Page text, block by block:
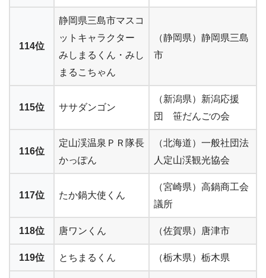
114位
静岡県三島市マスコ
ットキャラクター
みしまるくん・みし
まるこちゃん
（静岡県）静岡県三島
市
115位 ササダンゴン
（新潟県）新潟応援
団 笹だんごの会
116位
定山渓温泉ＰＲ隊長
かっぽん
（北海道）一般社団法
人定山渓観光協会
117位 たか鍋大使くん
（宮崎県）高鍋商工会
議所
118位 唐ワンくん （佐賀県）唐津市
119位 とちまるくん （栃木県）栃木県